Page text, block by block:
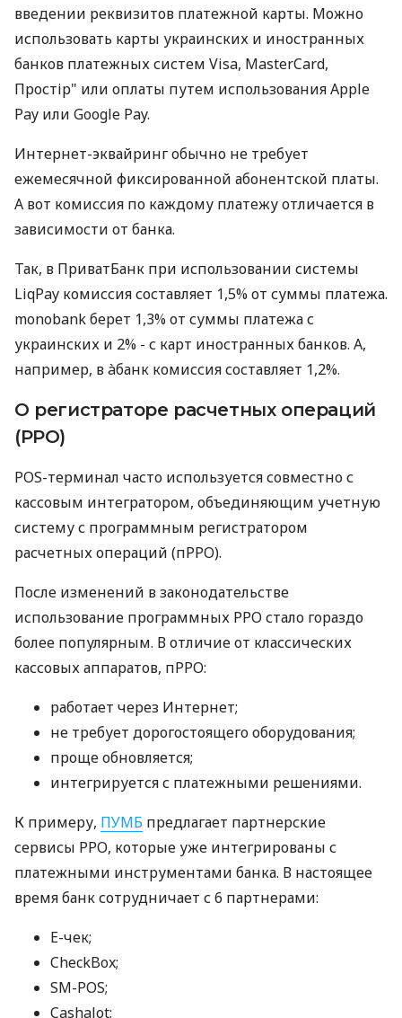
введении реквизитов платежной карты. Можно
использовать карты украинских и иностранных
банков платежных систем Visa, MasterCard,
Простір" или оплаты путем использования Apple
Pay или Google Pay.
Интернет-эквайринг обычно не требует
ежемесячной фиксированной абонентской платы.
А вот комиссия по каждому платежу отличается в
зависимости от банка.
Так, в ПриватБанк при использовании системы
LiqPay комиссия составляет 1,5% от суммы платежа.
monobank берет 1,3% от суммы платежа с
украинских и 2% - с карт иностранных банков. А,
например, в àбанк комиссия составляет 1,2%.
О регистраторе расчетных операций
(РРО)
POS-терминал часто используется совместно с
кассовым интегратором, объединяющим учетную
систему с программным регистратором
расчетных операций (пРРО).
После изменений в законодательстве
использование программных РРО стало гораздо
более популярным. В отличие от классических
кассовых аппаратов, пРРО:
работает через Интернет;
не требует дорогостоящего оборудования;
проще обновляется;
интегрируется с платежными решениями.
К примеру, ПУМБ предлагает партнерские
сервисы РРО, которые уже интегрированы с
платежными инструментами банка. В настоящее
время банк сотрудничает с 6 партнерами:
E-чек;
CheckBox;
SM-POS;
Cashalot;